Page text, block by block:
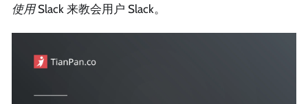
使用Slack 来教会用户 Slack。